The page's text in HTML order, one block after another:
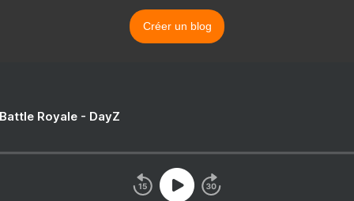
Créer un blog
Royale - DayZ